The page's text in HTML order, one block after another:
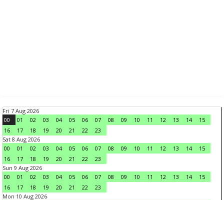
Fri 7 Aug 2026
00
01 02 03 04 05 06 07 08 09 10 11 12 13 14
15
16
17 18 19 20 21 22
23
Sat 8 Aug 2026
00
01 02 03 04 05 06 07 08 09 10 11 12 13 14
15
16
17 18 19 20 21 22
23
Sun 9 Aug 2026
00
01 02 03 04 05 06 07 08 09 10 11 12 13 14
15
16
17 18 19 20 21 22
23
Mon 10 Aug 2026